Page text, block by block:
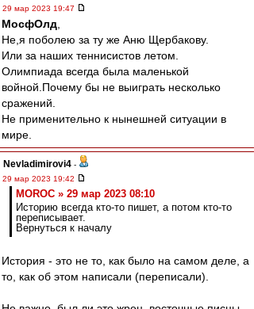
29 мар 2023 19:47
МосфОлд
Не,я поболею за ту же Аню Щербакову.
Или за наших теннисистов летом.
Олимпиада всегда была маленькой
войной.Почему бы не выиграть несколько
сражений.
Не применительно к нынешней ситуации в
мире.
Nevladimirovi4 -
29 мар 2023 19:42
MOROC » 29 мар 2023 08:10
Историю всегда кто-то пишет, а потом кто-то
переписывает.
Вернуться к началу
История - это не то, как было на самом деле, а
то, как об этом написали (переписали).